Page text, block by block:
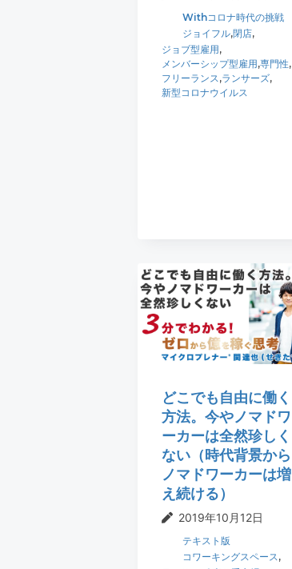
Withコロナ時代の挑戦
ジョイフル,閉店,
ジョブ型雇用,
メンバーシップ型雇用,専門性,
フリーランス ,ランサーズ,
新型コロナウイルス
どこでも自由に働く
方法。今やノマドワ
ーカーは全然珍しく
ない（時代背景から
ノマドワーカーは増
え続ける）
2019年10月12日
テキスト版
コワーキングスペース,